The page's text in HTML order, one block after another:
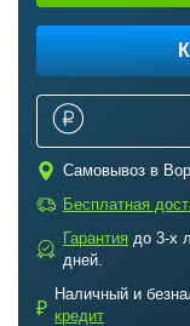
c Самовывоз в
a Бесплатная
b
Гарантия до 3-х
дней.
₽
Наличный и
кредит